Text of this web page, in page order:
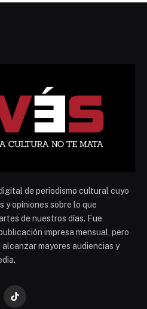
de periodismo cultural cuyo
y opiniones sobre lo que
de nuestros días. Fue
impresa mensual, pero
alcanzar mayores audiencias y
TikTok